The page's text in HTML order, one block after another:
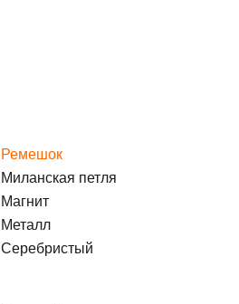
Ремешок
Миланская петля
Магнит
Металл
Серебристый